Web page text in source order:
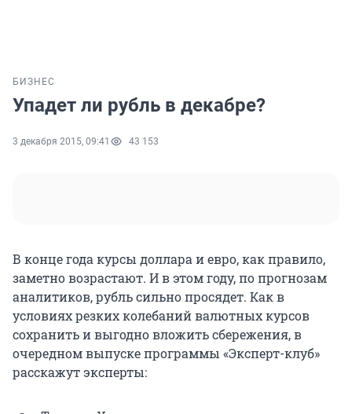
БИЗНЕС
Упадет ли рубль в декабре?
3 декабря 2015, 09:41 43 153
В конце года курсы доллара и евро, как правило,
заметно возрастают. И в этом году, по прогнозам
аналитиков, рубль сильно просядет. Как в
условиях резких колебаний валютных курсов
сохранить и выгодно вложить сбережения, в
очередном выпуске программы «Эксперт-клуб»
расскажут эксперты: